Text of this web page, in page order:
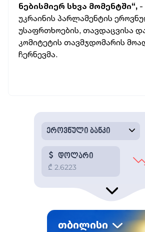
ნებისმიერ სხვა მომენტში“, -
უკრაინის პარლამენტის
უსაფრთხოების, თავდაცვისა
კომიტეტის თავმჯდომარის
ჩერნევმა.